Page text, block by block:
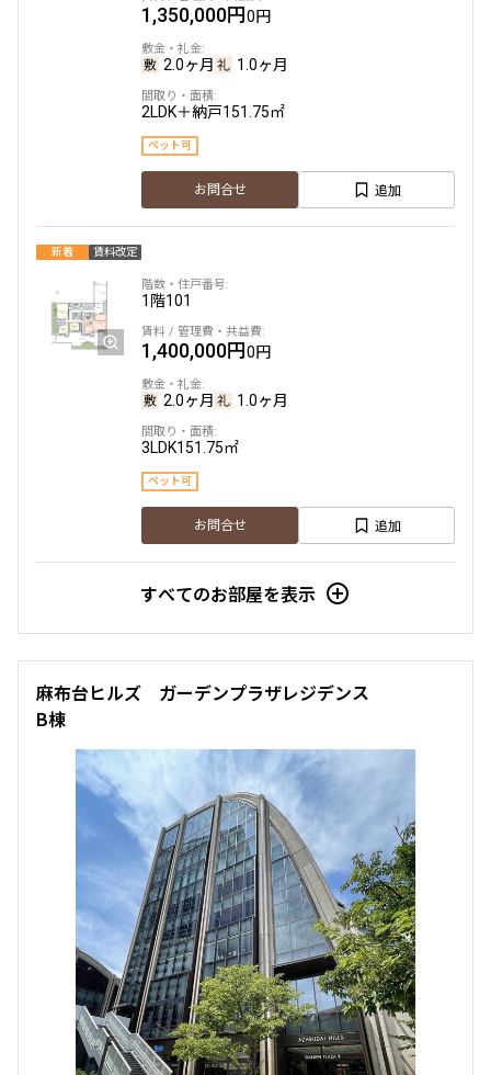
1,350,000円0円
2.0ヶ月 1.0ヶ月
2LDK＋納戸151.75㎡
ペット可
お問合せ 追加
新着 賃料改定
1階101
1,400,000円0円
2.0ヶ月 1.0ヶ月
3LDK151.75㎡
ペット可
お問合せ 追加
すべてのお部屋を表示
麻布台ヒルズ ガーデンプラザレジデンス
B棟